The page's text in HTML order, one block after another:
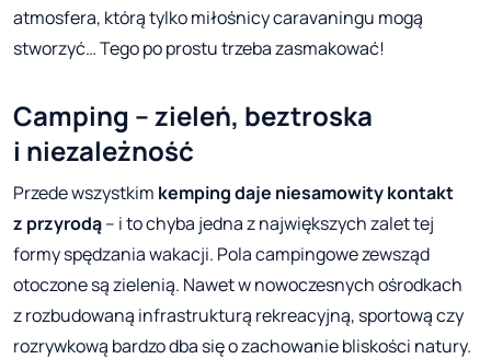
atmosfera, którą tylko miłośnicy caravaningu mogą
stworzyć… Tego po prostu trzeba zasmakować!
Camping – zieleń, beztroska
i niezależność
Przede wszystkim kemping daje niesamowity kontakt
z przyrodą– i to chyba jedna z największych zalet tej
formy spędzania wakacji. Pola campingowe zewsząd
otoczone są zielenią. Nawet w nowoczesnych ośrodkach
z rozbudowaną infrastrukturą rekreacyjną, sportową czy
rozrywkową bardzo dba się o zachowanie bliskości natury.